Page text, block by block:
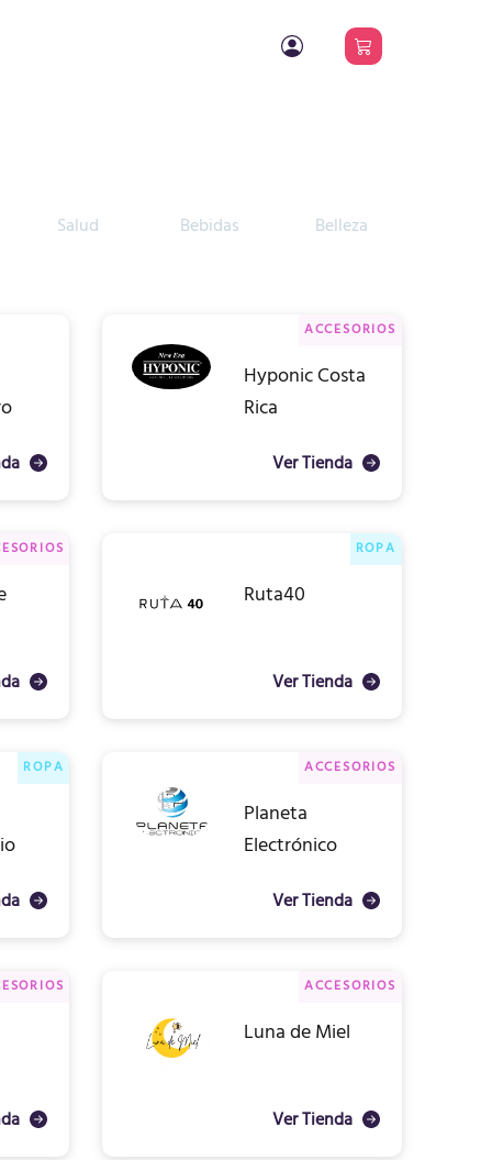
Salud Bebidas Belleza
ACCESORIOS
Hyponic Costa
Rica
Ver Tienda
ROPA
Ruta40
Ver Tienda
ROPA ACCESORIOS
Planeta
Electrónico
Ver Tienda
ACCESORIOS
Luna de Miel
Ver Tienda